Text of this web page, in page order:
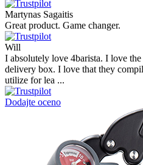
Martynas Sagaitis
Great product. Game changer.
Will
I absolutely love 4barista. I love
delivery box. I love that they
utilize for lea ...
Dodajte oceno